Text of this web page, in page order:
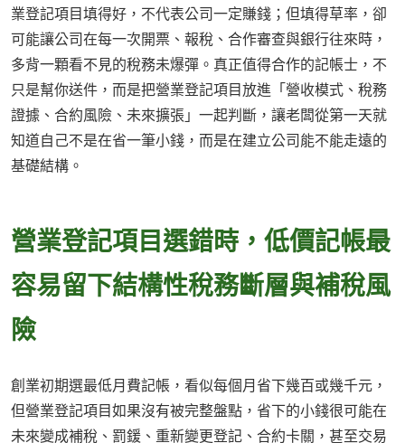
業登記項目填得好，不代表公司一定賺錢；但填得草率，卻
可能讓公司在每一次開票、報稅、合作審查與銀行往來時，
多背一顆看不見的稅務未爆彈。真正值得合作的記帳士，不
只是幫你送件，而是把營業登記項目放進「營收模式、稅務
證據、合約風險、未來擴張」一起判斷，讓老闆從第一天就
知道自己不是在省一筆小錢，而是在建立公司能不能走遠的
基礎結構。
營業登記項目選錯時，低價記帳最
容易留下結構性稅務斷層與補稅風
險
創業初期選最低月費記帳，看似每個月省下幾百或幾千元，
但營業登記項目如果沒有被完整盤點，省下的小錢很可能在
未來變成補稅、罰鍰、重新變更登記、合約卡關，甚至交易